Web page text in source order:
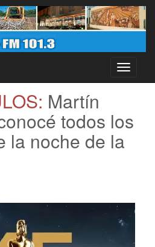
Toggle
Martín
todos los
la noche de la